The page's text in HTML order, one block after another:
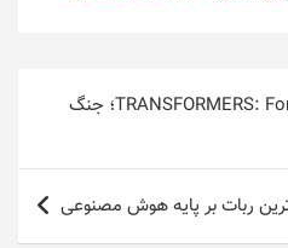
معرفی اپ – TRANSFORMERS: Forged to Fight؛ جنگ
ربات بر پایه هوش مصنوعی